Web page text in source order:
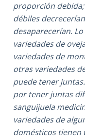
proporción
débiles
desaparecerían.
variedades de
variedades de
otras variedades
puede tener
por tener juntas
sanguijuela
variedades de
domésticos tienen